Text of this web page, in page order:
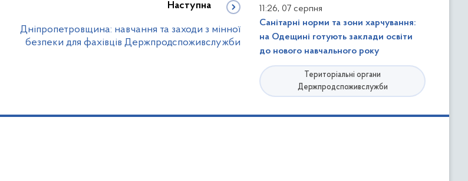
Наступна
Дніпропетровщина: навчання та заходи з мінної
безпеки для фахівців Держпродспоживслужби
11:26, 07 серпня
Санітарні норми та зони харчування:
на Одещині готують заклади освіти
до нового навчального року
Територіальні органи
Держпродспоживслужби